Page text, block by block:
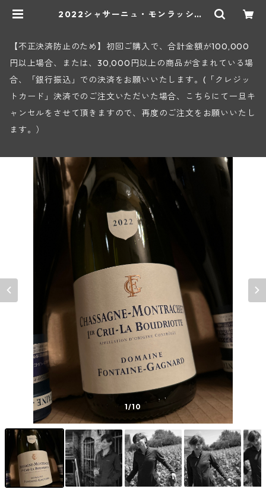
2022シャサーニュ・モンラッシェ1
ップ 地下ワインセラー
【不正決済防止のため】初回ご購入で、合計金額が100,000
円以上場合、または、30,000円以上の商品が含まれている場
合、「銀行振込」での決済をお願いいたします。(「クレジッ
トカード」決済でのご注文いただいた場合、こちらにて一旦キ
ャンセルをさせて頂きますので、再度のご注文をお願いいたし
ます。）
1/10